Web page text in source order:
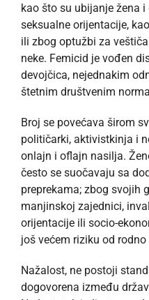
kao što su ubijanje žena i
seksualne orijentacije,
ili zbog optužbi za
neke. Femicid je vođen
devojčica, nejednakim
štetnim društvenim
Broj se povećava širom
političarki, aktivistkinja i
onlajn i oflajn nasilja.
često se suočavaju sa
preprekama; zbog svojih
manjinskoj zajednici,
orijentacije ili socio-
još većem riziku od
Nažalost, ne postoji
dogovorena između